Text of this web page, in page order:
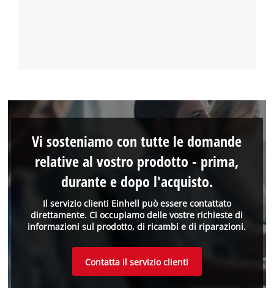
Il servizio clienti Einhell può essere contattato
direttamente. Ci occupiamo delle vostre richieste di
informazioni sul prodotto, di ricambi e di riparazioni.
Vi sosteniamo con tutte le domande
relative al vostro prodotto - prima,
durante e dopo l'acquisto.
Contatta il servizio clienti